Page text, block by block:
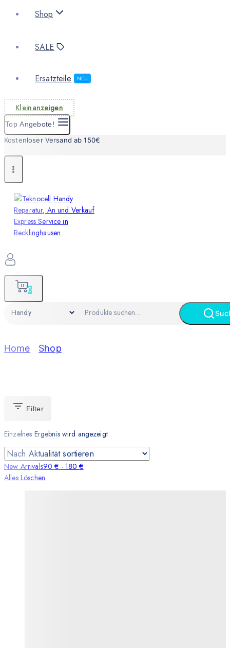
Shop
SALE
Ersatzteile NEU
Kleinanzeigen
Top Angebote!
Kostenloser Versand ab 150€
0
Home Shop
Filter
Einzelnes Ergebnis wird angezeigt
New Arrivals90€ - 180€
Alles Löschen